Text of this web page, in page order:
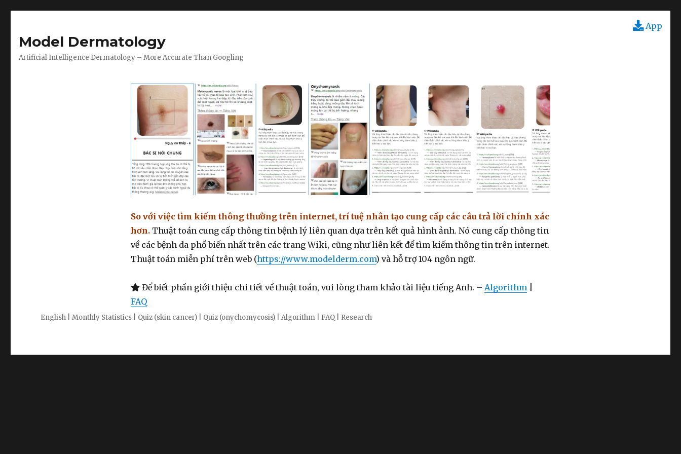
Model Dermatology
Artificial Intelligence Dermatology – More Accurate Than Googling
App
So với việc tìm kiếm thông thường trên internet, trí tuệ nhân tạo cung cấp các câu trả lời chính xác
hơn.Thuật toán cung cấp thông tin bệnh lý liên quan dựa trên kết quả hình ảnh. Nó cung cấp thông tin
về các bệnh da phổ biến nhất trên các trang Wiki, cũng như liên kết để tìm kiếm thông tin trên internet.
Thuật toán miễn phí trên web (https://www.modelderm.com) và hỗ trợ 104 ngôn ngữ.
Để biết phần giới thiệu chi tiết về thuật toán, vui lòng tham khảo tài liệu tiếng Anh. – Algorithm|
FAQ
English |Monthly Statistics Quiz (skin cancer) Quiz (onychomycosis) |Algorithm FAQ Research